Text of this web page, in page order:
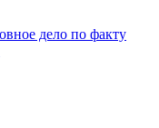
дело по факту